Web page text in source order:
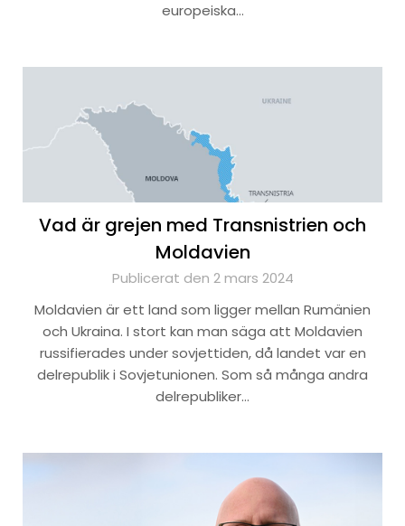
europeiska…
Vad är grejen med Transnistrien och
Moldavien
Publicerat den 2 mars 2024
Moldavien är ett land som ligger mellan Rumänien
och Ukraina. I stort kan man säga att Moldavien
russifierades under sovjettiden, då landet var en
delrepublik i Sovjetunionen. Som så många andra
delrepubliker…